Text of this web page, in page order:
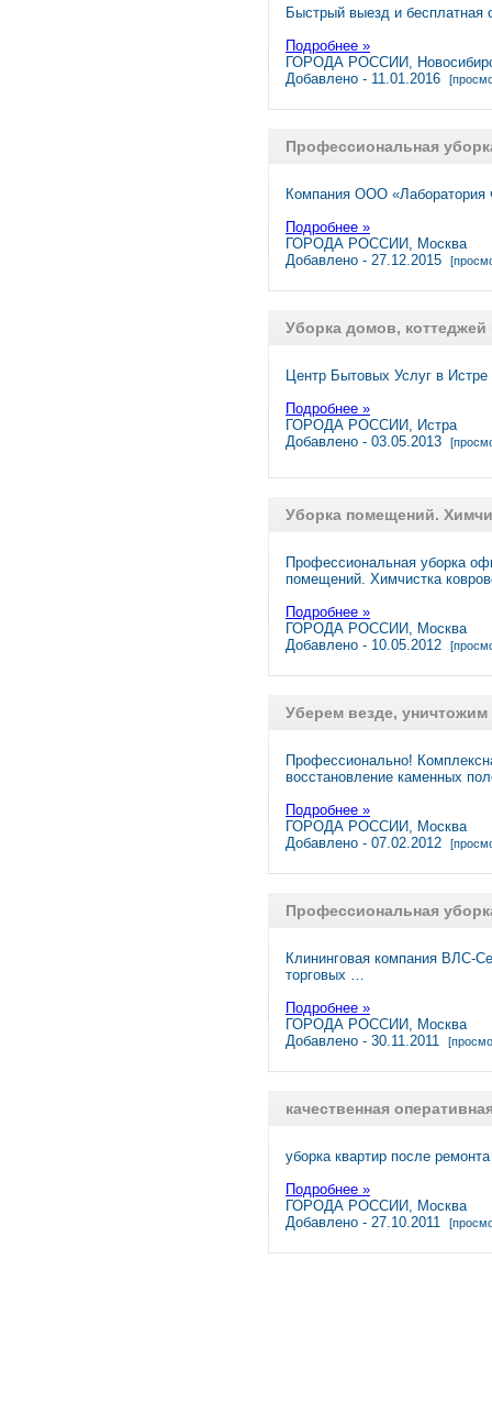
Быстрый выезд и
Подробнее »
ГОРОДА РОССИИ,
Добавлено - 11.01.2016
Профессиональная
Компания ООО «Лаборатория
Подробнее »
ГОРОДА РОССИИ, Москва
Добавлено - 27.12.2015
Уборка домов,
Центр Бытовых Услуг в
Подробнее »
ГОРОДА РОССИИ, Истра
Добавлено - 03.05.2013
Уборка помещений.
Профессиональная уборка
помещений. Химчистка
Подробнее »
ГОРОДА РОССИИ, Москва
Добавлено - 10.05.2012
Уберем везде, уничтожим
Профессионально!
восстановление каменных
Подробнее »
ГОРОДА РОССИИ, Москва
Добавлено - 07.02.2012
Профессиональная
Клининговая компания ВЛС-
торговых …
Подробнее »
ГОРОДА РОССИИ, Москва
Добавлено - 30.11.2011
качественная
уборка квартир после
Подробнее »
ГОРОДА РОССИИ, Москва
Добавлено - 27.10.2011